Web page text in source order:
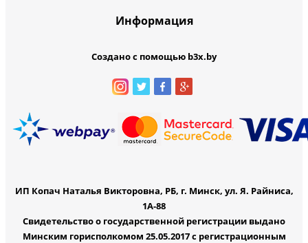
Информация
Создано с помощью b3x.by
ИП Копач Наталья Викторовна, РБ, г. Минск, ул. Я. Райниса,
1А-88
Свидетельство о государственной регистрации выдано
Минским горисполкомом 25.05.2017 с регистрационным